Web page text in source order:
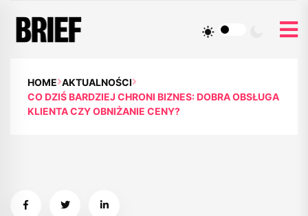
HOME AKTUALNOŚCI
CO DZIŚ BARDZIEJ CHRONI BIZNES: DOBRA OBSŁUGA
KLIENTA CZY OBNIŻANIE CENY?